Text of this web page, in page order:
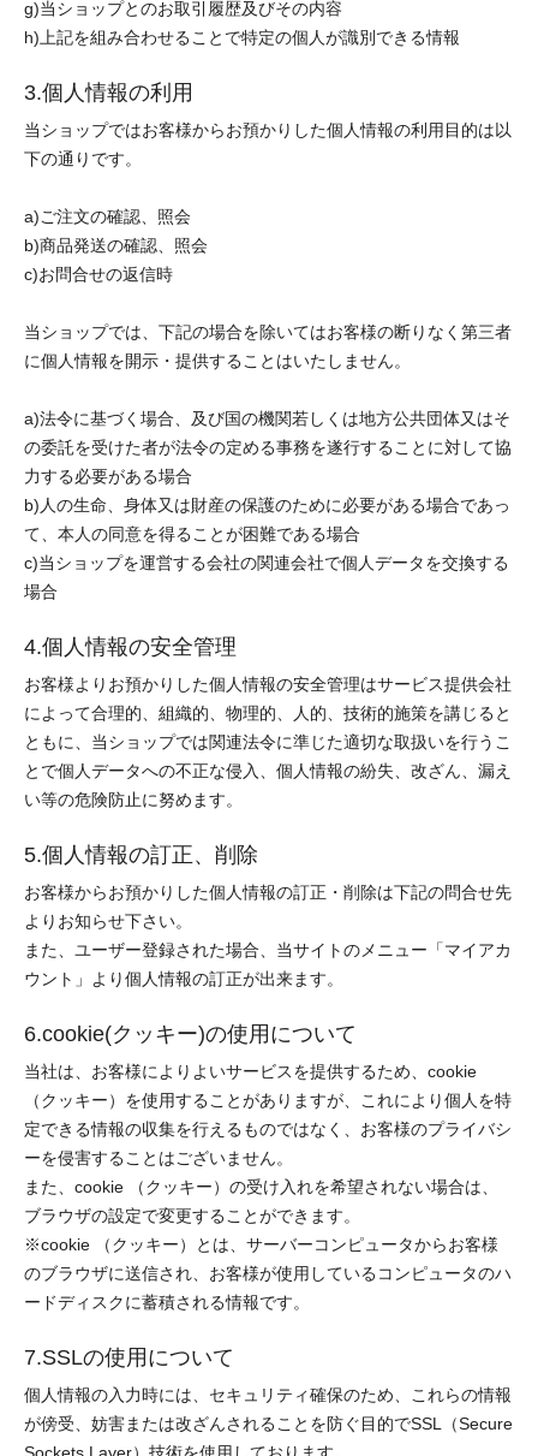
g)当ショップとのお取引履歴及びその内容
h)上記を組み合わせることで特定の個人が識別できる情報
3.個人情報の利用
当ショップではお客様からお預かりした個人情報の利用目的は以
下の通りです。
a)ご注文の確認、照会
b)商品発送の確認、照会
c)お問合せの返信時
当ショップでは、下記の場合を除いてはお客様の断りなく第三者
に個人情報を開示・提供することはいたしません。
a)法令に基づく場合、及び国の機関若しくは地方公共団体又はそ
の委託を受けた者が法令の定める事務を遂行することに対して協
力する必要がある場合
b)人の生命、身体又は財産の保護のために必要がある場合であっ
て、本人の同意を得ることが困難である場合
c)当ショップを運営する会社の関連会社で個人データを交換する
場合
4.個人情報の安全管理
お客様よりお預かりした個人情報の安全管理はサービス提供会社
によって合理的、組織的、物理的、人的、技術的施策を講じると
ともに、当ショップでは関連法令に準じた適切な取扱いを行うこ
とで個人データへの不正な侵入、個人情報の紛失、改ざん、漏え
い等の危険防止に努めます。
5.個人情報の訂正、削除
お客様からお預かりした個人情報の訂正・削除は下記の問合せ先
よりお知らせ下さい。
また、ユーザー登録された場合、当サイトのメニュー「マイアカ
ウント」より個人情報の訂正が出来ます。
6.cookie(クッキー)の使用について
当社は、お客様によりよいサービスを提供するため、cookie
（クッキー）を使用することがありますが、これにより個人を特
定できる情報の収集を行えるものではなく、お客様のプライバシ
ーを侵害することはございません。
また、cookie （クッキー）の受け入れを希望されない場合は、
ブラウザの設定で変更することができます。
※cookie （クッキー）とは、サーバーコンピュータからお客様
のブラウザに送信され、お客様が使用しているコンピュータのハ
ードディスクに蓄積される情報です。
7.SSLの使用について
個人情報の入力時には、セキュリティ確保のため、これらの情報
が傍受、妨害または改ざんされることを防ぐ目的でSSL（Secure